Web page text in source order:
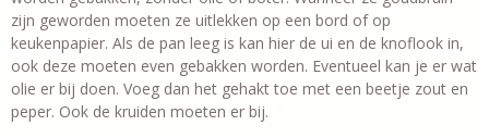
zijn geworden moeten ze uitlekken op een bord of op
keukenpapier. Als de pan leeg is kan hier de ui en de knoflook in,
ook deze moeten even gebakken worden. Eventueel kan je er wat
olie er bij doen. Voeg dan het gehakt toe met een beetje zout en
peper. Ook de kruiden moeten er bij.